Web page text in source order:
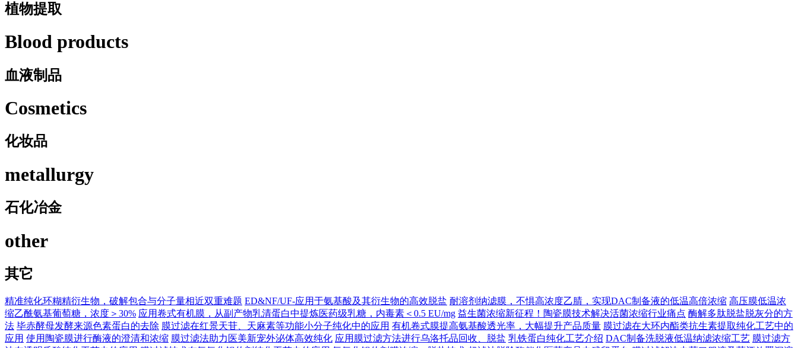
植物提取
Blood products
血液制品
Cosmetics
化妆品
metallurgy
石化冶金
other
其它
精准纯化环糊精衍生物，破解包合与分子量相近双重难题 ED&NF/UF-应用于氨基酸及其衍生物的高效脱盐 耐溶剂纳滤膜，不惧高浓度乙腈，实现DAC制备液的低温高倍浓缩 高压膜低温浓
缩乙酰氨基葡萄糖，浓度＞30% 应用卷式有机膜，从副产物乳清蛋白中提炼医药级乳糖，内毒素＜0.5 EU/mg 益生菌浓缩新征程！陶瓷膜技术解决活菌浓缩行业痛点 酶解多肽脱盐脱灰分的方
法 毕赤酵母发酵来源色素蛋白的去除 膜过滤在红景天苷、天麻素等功能小分子纯化中的应用 有机卷式膜提高氨基酸透光率，大幅提升产品质量 膜过滤在大环内酯类抗生素提取纯化工艺中的
应用 使用陶瓷膜进行酶液的澄清和浓缩 膜过滤法助力医美新宠外泌体高效纯化 应用膜过滤方法进行乌洛托品回收、脱盐 乳铁蛋白纯化工艺介绍 DAC制备洗脱液低温纳滤浓缩工艺 膜过滤方